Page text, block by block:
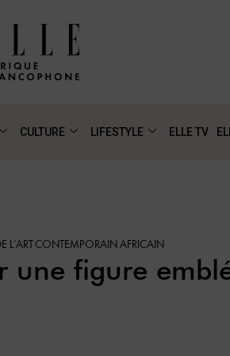
CULTURE LIFESTYLE ELLE TV
L’ART CONTEMPORAIN AFRICAIN
une figure